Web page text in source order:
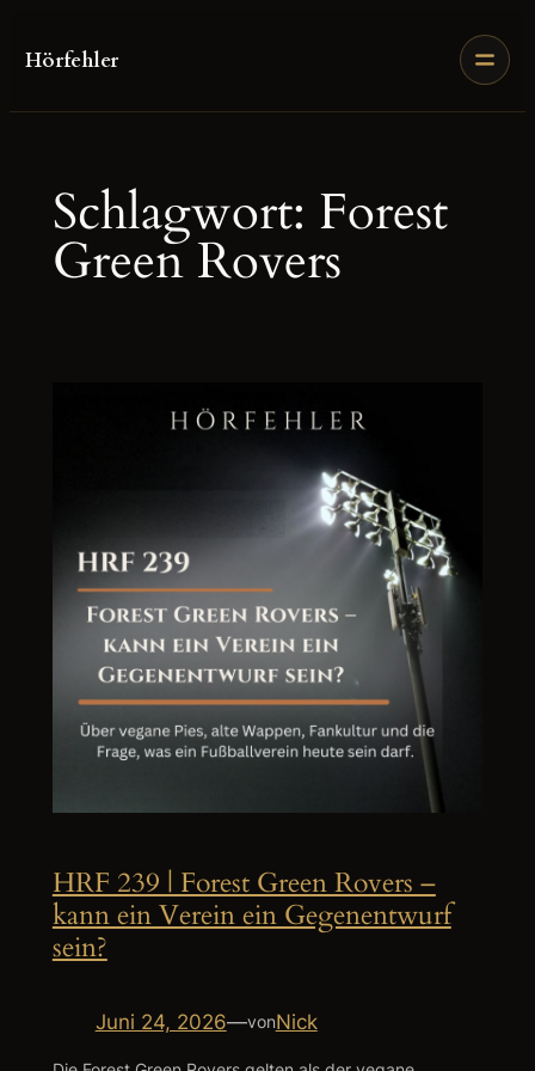
Inhalt
Hörfehler
Schlagwort: Forest
Green Rovers
HRF 239 | Forest Green Rovers –
kann ein Verein ein Gegenentwurf
sein?
Juni 24, 2026—vonNick